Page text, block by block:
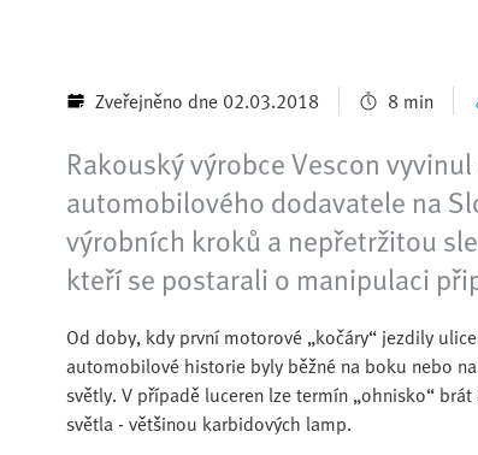
Zveřejněno dne 02.03.2018 8 min
Rakouský výrobce Vescon
automobilového dodavatele na
výrobních kroků a nepřetržitou
kteří se postarali o manipulaci
Od doby, kdy první motorové „kočáry“ jezdily
automobilové historie byly běžné na boku nebo
světly. V případě luceren lze termín „ohnisko“
světla - většinou karbidových lamp.